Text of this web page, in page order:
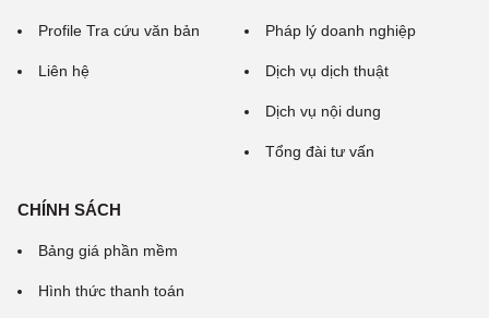
Profile Tra cứu văn bản
Liên hệ
Pháp lý doanh nghiệp
Dịch vụ dịch thuật
Dịch vụ nội dung
Tổng đài tư vấn
CHÍNH SÁCH
Bảng giá phần mềm
Hình thức thanh toán